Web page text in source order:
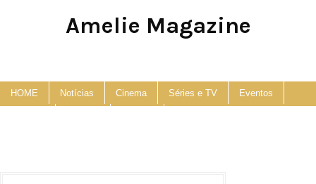
Amelie Magazine
HOME Notícias Cinema Séries e TV Eventos